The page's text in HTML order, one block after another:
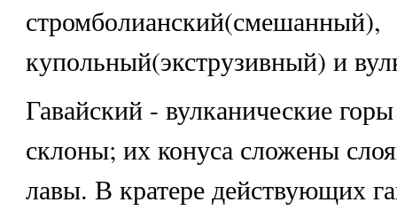
стромболианский(смешанный),
купольный(экструзивный) и
Гавайский - вулканические
склоны; их конуса сложены
лавы. В кратере действующих